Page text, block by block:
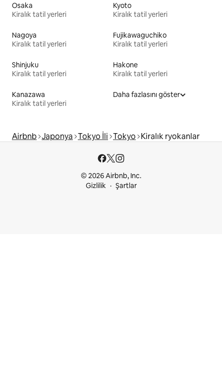
Osaka
Kiralık tatil yerleri
Kyoto
Kiralık tatil yerleri
Nagoya
Kiralık tatil yerleri
Fujikawaguchiko
Kiralık tatil yerleri
Shinjuku
Kiralık tatil yerleri
Hakone
Kiralık tatil yerleri
Kanazawa
Kiralık tatil yerleri
Daha fazlasını göster
Airbnb Japonya Tokyo İli Tokyo Kiralık ryokanlar
© 2026 Airbnb, Inc.
Gizlilik
Şartlar